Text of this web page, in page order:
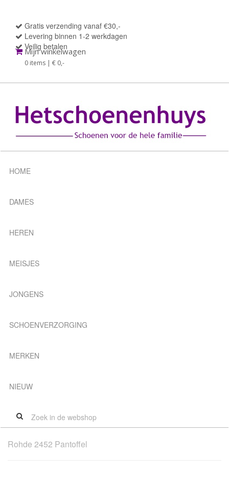
Gratis verzending vanaf €30,-
Levering binnen 1-2 werkdagen
Veilig betalen
Mijn winkelwagen
0 items | € 0,-
HOME
DAMES
HEREN
MEISJES
JONGENS
SCHOENVERZORGING
MERKEN
NIEUW
Rohde 2452 Pantoffel